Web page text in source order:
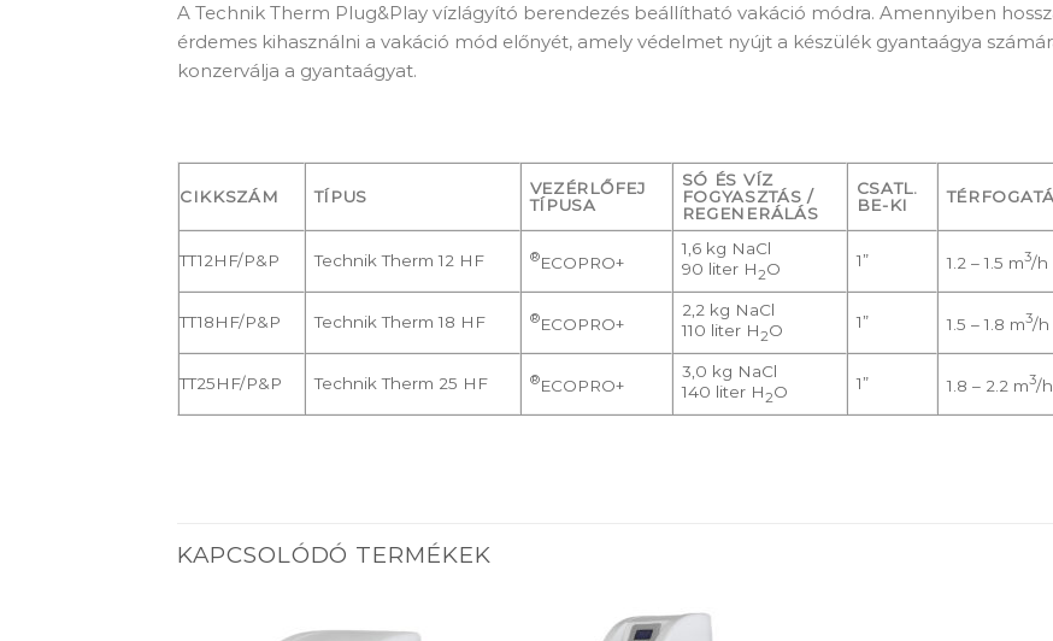
A Technik Therm Plug&Play vízlágyító berendezés beállítható vakáció módra. Amennyiben
érdemes kihasználni a vakáció mód előnyét, amely védelmet nyújt a készülék gyantaágya
konzerválja a gyantaágyat.
CIKKSZÁM TÍPUS
VEZÉRLŐFEJ
TÍPUSA
SÓ ÉS VÍZ
FOGYASZTÁS /
REGENERÁLÁS
CSATL.
BE-KI
TT12HF/P&P Technik Therm 12 HF ®ECOPRO+
1,6 kg NaCl
90 liter H2O 1” 1.2 – 1.5 m3/h
TT18HF/P&P Technik Therm 18 HF ®ECOPRO+
2,2 kg NaCl
110 liter H2O 1” 1.5 – 1.8 m3/h
TT25HF/P&P Technik Therm 25 HF ®ECOPRO+
3,0 kg NaCl
140 liter H2O 1” 1.8 – 2.2 m3/h
KAPCSOLÓDÓ TERMÉKEK